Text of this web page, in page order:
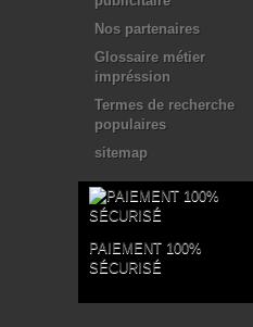
Nos partenaires
Glossaire métier
impréssion
Termes de recherche
populaires
sitemap
PAIEMENT 100%
SÉCURISÉ